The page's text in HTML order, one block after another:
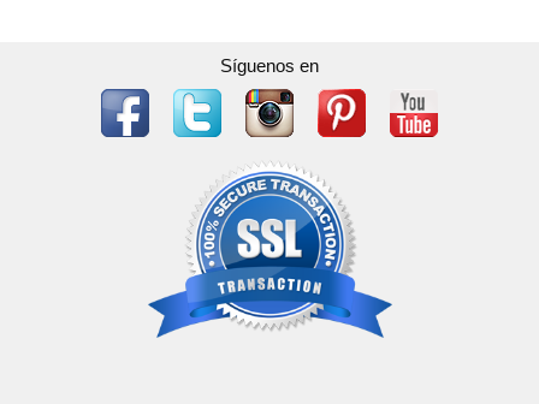
Síguenos en